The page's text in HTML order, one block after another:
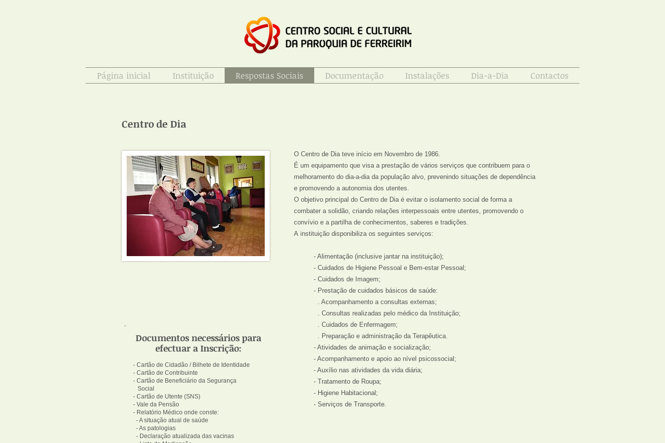
Centro de Dia
Documentos necessários para
efectuar a Inscrição:
- Cartão de Cidadão / Bilhete de Identidade
- Cartão de Contribuinte
- Cartão de Beneficiário da Segurança
Social
- Cartão de Utente (SNS)
- Vale da Pensão
- Relatório Médico onde conste:
- A situação atual de saúde
- As patologias
- Declaração atualizada das vacinas
O Centro de Dia teve início em Novembro de 1986.
É um equipamento que visa a prestação de vários serviços que contribuem para o
melhoramento do dia-a-dia da população alvo, prevenindo situações de dependência
e promovendo a autonomia dos utentes.
O objetivo principal do Centro de Dia é evitar o isolamento social de forma a
combater a solidão, criando relações interpessoais entre utentes, promovendo o
convívio e a partilha de conhecimentos, saberes e tradições.
A instituição disponibiliza os seguintes serviços:
- Alimentação (inclusive jantar na instituição);
- Cuidados de Higiene Pessoal e Bem-estar Pessoal;
- Cuidados de Imagem;
- Prestação de cuidados básicos de saúde:
. Acompanhamento a consultas externas;
. Consultas realizadas pelo médico da Instituição;
. Cuidados de Enfermagem;
. Preparação e administração da Terapêutica.
- Atividades de animação e socialização;
- Acompanhamento e apoio ao nível psicossocial;
- Auxílio nas atividades da vida diária;
- Tratamento de Roupa;
- Higiene Habitacional;
- Serviços de Transporte.
Página inicial Instituição Respostas Sociais Documentação Instalações Dia-a-Dia Contactos